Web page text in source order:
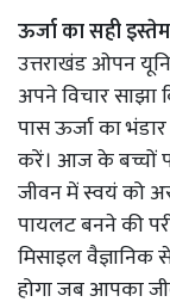
ऊर्जा का सही
उत्तराखंड ओपन
अपने विचार
पास ऊर्जा का भंडार
करें। आज के बच्चों
जीवन में स्वयं को
पायलट बनने की
मिसाइल वैज्ञानिक
होगा जब आपका